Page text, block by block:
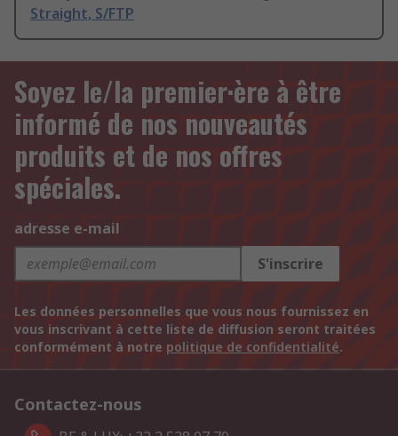
Straight, S/FTP
Soyez le/la premier·ère à être
informé de nos nouveautés
produits et de nos offres
spéciales.
adresse e-mail
S'inscrire
Les données personnelles que vous nous fournissez en
vous inscrivant à cette liste de diffusion seront traitées
conformément à notre politique de confidentialité.
Contactez-nous